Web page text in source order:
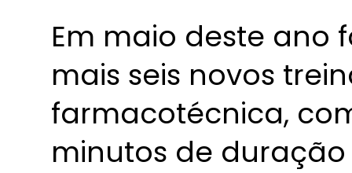
Em maio deste ano
mais seis novos
farmacotécnica,
minutos de